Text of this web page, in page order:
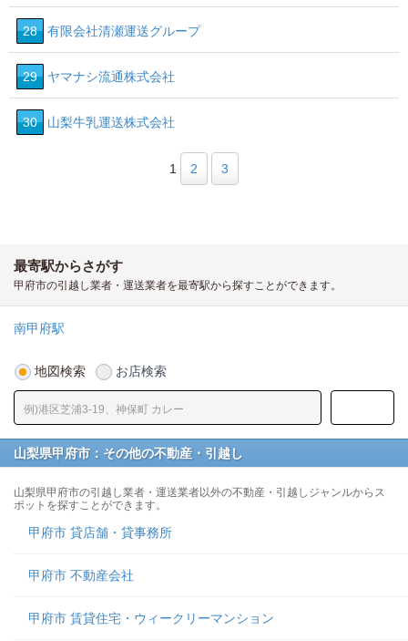
28 有限会社清瀬運送グループ
29 ヤマナシ流通株式会社
30 山梨牛乳運送株式会社
1 2 3
最寄駅からさがす
甲府市の引越し業者・運送業者を最寄駅から探すことができます。
南甲府駅
地図検索 お店検索
山梨県甲府市：その他の不動産・引越し
山梨県甲府市の引越し業者・運送業者以外の不動産・引越しジャンルからス
ポットを探すことができます。
甲府市 貸店舗・貸事務所
甲府市 不動産会社
甲府市 賃貸住宅・ウィークリーマンション